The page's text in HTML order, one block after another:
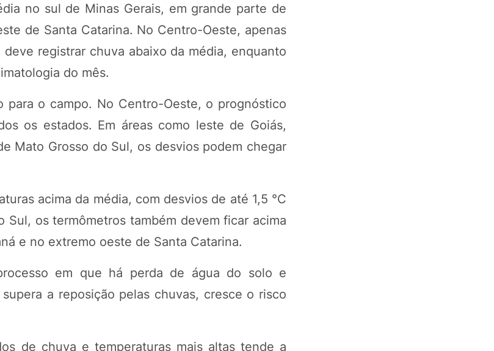
no sul de Minas Gerais, em grande parte de
de Santa Catarina. No Centro-Oeste, apenas
registrar chuva abaixo da média, enquanto
do mês.
o campo. No Centro-Oeste, o prognóstico
os estados. Em áreas como leste de Goiás,
Mato Grosso do Sul, os desvios podem chegar
acima da média, com desvios de até 1,5 °C
os termômetros também devem ficar acima
e no extremo oeste de Santa Catarina.
em que há perda de água do solo e
a reposição pelas chuvas, cresce o risco
de chuva e temperaturas mais altas tende a